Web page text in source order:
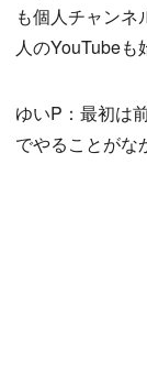
も個人チャン
人のYouTubeも
ゆいP：最初は
でやることが